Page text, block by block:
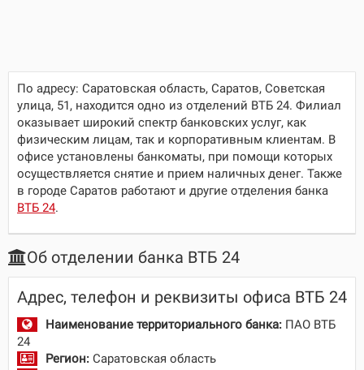
По адресу: Саратовская область, Саратов, Советская
улица, 51, находится одно из отделений ВТБ 24. Филиал
оказывает широкий спектр банковских услуг, как
физическим лицам, так и корпоративным клиентам. В
офисе установлены банкоматы, при помощи которых
осуществляется снятие и прием наличных денег. Также
в городе Саратов работают и другие отделения банка
ВТБ 24.
Об отделении банка ВТБ 24
Адрес, телефон и реквизиты офиса ВТБ 24
Наименование территориального банка: ПАО ВТБ
24
Регион: Саратовская область